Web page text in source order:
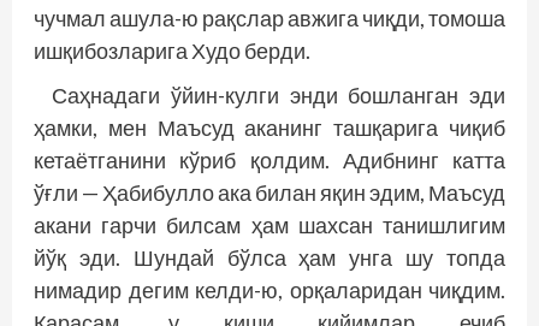
чучмал ашула-ю рақс­лар авжига чиқди, томоша
ишқибозларига Худо берди.
Саҳнадаги ўйин-кулги энди бошланган эди
ҳамки, мен Маъсуд аканинг ташқарига чиқиб
кетаётганини кўриб қолдим. Адибнинг катта
ўғли — Ҳабибулло ака билан яқин эдим, Маъсуд
акани гарчи билсам ҳам шахсан танишлигим
йўқ эди. Шундай бўлса ҳам унга шу топда
нимадир дегим келди-ю, орқаларидан чиқдим.